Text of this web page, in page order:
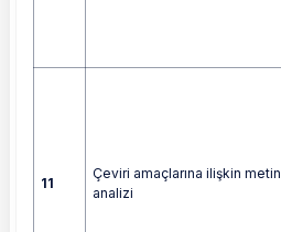
11
Çeviri amaçlarına ilişkin metin
analizi